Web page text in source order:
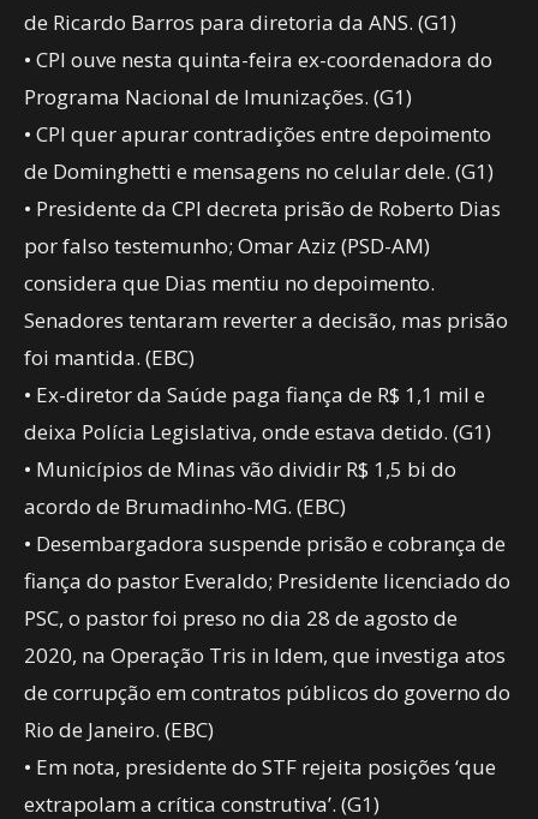
de Ricardo Barros para diretoria da ANS. (G1)
• CPI ouve nesta quinta-feira ex-coordenadora do
Programa Nacional de Imunizações. (G1)
• CPI quer apurar contradições entre depoimento
de Dominghetti e mensagens no celular dele. (G1)
• Presidente da CPI decreta prisão de Roberto Dias
por falso testemunho; Omar Aziz (PSD-AM)
considera que Dias mentiu no depoimento.
Senadores tentaram reverter a decisão, mas prisão
foi mantida. (EBC)
• Ex-diretor da Saúde paga fiança de R$ 1,1 mil e
deixa Polícia Legislativa, onde estava detido. (G1)
• Municípios de Minas vão dividir R$ 1,5 bi do
acordo de Brumadinho-MG. (EBC)
• Desembargadora suspende prisão e cobrança de
fiança do pastor Everaldo; Presidente licenciado do
PSC, o pastor foi preso no dia 28 de agosto de
2020, na Operação Tris in Idem, que investiga atos
de corrupção em contratos públicos do governo do
Rio de Janeiro. (EBC)
• Em nota, presidente do STF rejeita posições ‘que
extrapolam a crítica construtiva’. (G1)